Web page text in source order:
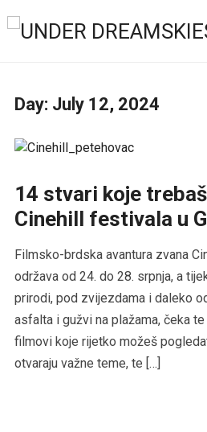
Day: July 12, 2024
14 stvari koje
Cinehill festivala u
Filmsko-brdska avantura zvana
održava od 24. do 28. srpnja, a
prirodi, pod zvijezdama i daleko
asfalta i gužvi na plažama, čeka
filmovi koje rijetko možeš
otvaraju važne teme, te […]